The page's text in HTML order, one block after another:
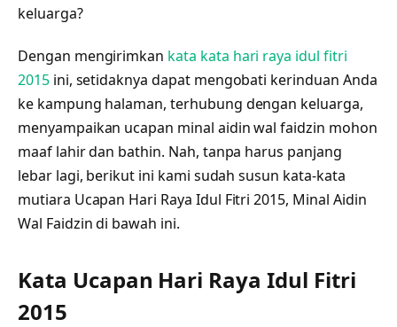
keluarga?
Dengan mengirimkan kata kata hari raya idul fitri
2015ini, setidaknya dapat mengobati kerinduan Anda
ke kampung halaman, terhubung dengan keluarga,
menyampaikan ucapan minal aidin wal faidzin mohon
maaf lahir dan bathin. Nah, tanpa harus panjang
lebar lagi, berikut ini kami sudah susun kata-kata
mutiara Ucapan Hari Raya Idul Fitri 2015, Minal Aidin
Wal Faidzin di bawah ini.
Kata Ucapan Hari Raya Idul Fitri
2015